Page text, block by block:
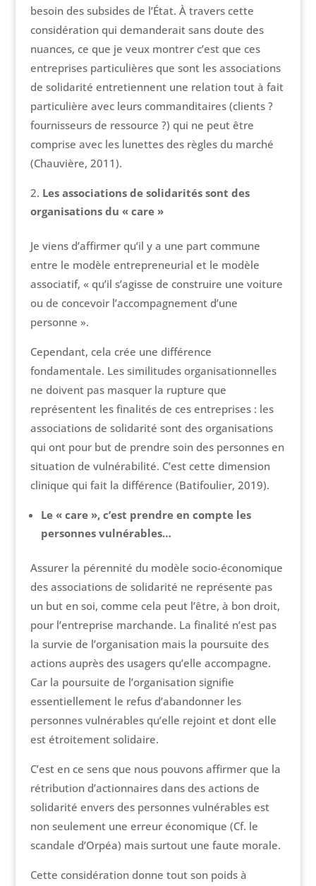
besoin des subsides de l’État. À travers cette
considération qui demanderait sans doute des
nuances, ce que je veux montrer c’est que ces
entreprises particulières que sont les associations
de solidarité entretiennent une relation tout à fait
particulière avec leurs commanditaires (clients ?
fournisseurs de ressource ?) qui ne peut être
comprise avec les lunettes des règles du marché
(Chauvière, 2011).
Les associations de solidarités sont des
organisations du « care »
Je viens d’affirmer qu’il y a une part commune
entre le modèle entrepreneurial et le modèle
associatif, « qu’il s’agisse de construire une voiture
ou de concevoir l’accompagnement d’une
personne ».
Cependant, cela crée une différence
fondamentale. Les similitudes organisationnelles
ne doivent pas masquer la rupture que
représentent les finalités de ces entreprises : les
associations de solidarité sont des organisations
qui ont pour but de prendre soin des personnes en
situation de vulnérabilité. C’est cette dimension
clinique qui fait la différence (Batifoulier, 2019).
Le « care », c’est prendre en compte les
personnes vulnérables…
Assurer la pérennité du modèle socio-économique
des associations de solidarité ne représente pas
un but en soi, comme cela peut l’être, à bon droit,
pour l’entreprise marchande. La finalité n’est pas
la survie de l’organisation mais la poursuite des
actions auprès des usagers qu’elle accompagne.
Car la poursuite de l’organisation signifie
essentiellement le refus d’abandonner les
personnes vulnérables qu’elle rejoint et dont elle
est étroitement solidaire.
C’est en ce sens que nous pouvons affirmer que la
rétribution d’actionnaires dans des actions de
solidarité envers des personnes vulnérables est
non seulement une erreur économique (Cf. le
scandale d’Orpéa) mais surtout une faute morale.
Cette considération donne tout son poids à